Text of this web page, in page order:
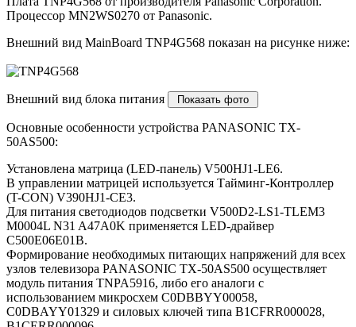
Процессор MN2WS0270 от Panasonic.
Внешний вид MainBoard TNP4G568 показан на рисунке ниже:
Внешний вид блока питания
Основные особенности устройства PANASONIC TX-
50AS500:
Установлена матрица (LED-панель) V500HJ1-LE6.
В управлении матрицей используется Тайминг-Контроллер
(T-CON) V390HJ1-CE3.
Для питания светодиодов подсветки V500D2-LS1-TLEM3
M0004L N31 A47A0K применяется LED-драйвер
C500E06E01B.
Формирование необходимых питающих напряжений для всех
узлов телевизора PANASONIC TX-50AS500 осуществляет
модуль питания TNPA5916, либо его аналоги c
использованием микросхем C0DBBYY00058,
C0DBAYY01329 и силовых ключей типа B1CFRR000028,